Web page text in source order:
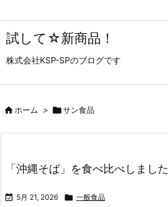
試して☆新商品！
株式会社KSP-SPのブログです
ホーム > サン食品
「沖縄そば」を食べ比べしました
 5月 21, 2026  一般食品